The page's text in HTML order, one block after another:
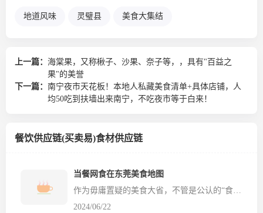
地道风味 灵璧县 美食大集结
上一篇： 海棠果，又称楸子、沙果、奈子等，，具有"百益之
果"的美誉
下一篇： 南宁夜市天花板！本地人私藏美食清单+具体店铺，人
均50吃到扶墙出来南宁，不吃夜市等于白来！
餐饮供应链(买卖易)食材供应链
当餐网食在东莞美食地图
2024/06/22